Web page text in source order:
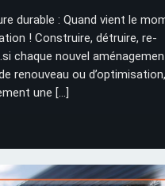
durable : Quand vient le
! Construire, détruire, re-
chaque nouvel
renouveau ou
une […]